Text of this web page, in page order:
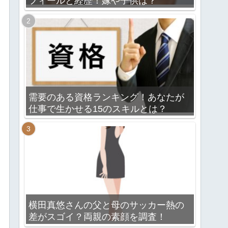
需要のある資格ランキング！あなたが
仕事で生かせる15のスキルとは？
横田真悠さんの父と母のサッカー熱の
差がスゴイ？両親の素顔を調査！